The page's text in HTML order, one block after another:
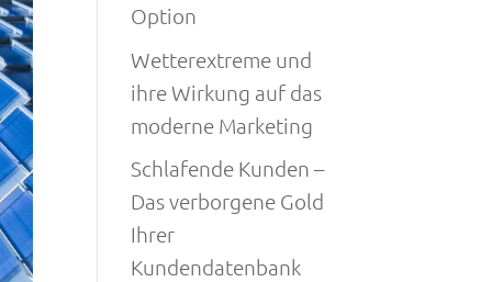
Option
Wetterextreme und
ihre Wirkung auf das
moderne Marketing
Schlafende Kunden –
Das verborgene Gold
Ihrer
Kundendatenbank